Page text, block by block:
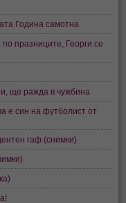
Година самотна
празниците, Георги се
ще ражда в чужбина
е син на футболист от
гаф (снимки)